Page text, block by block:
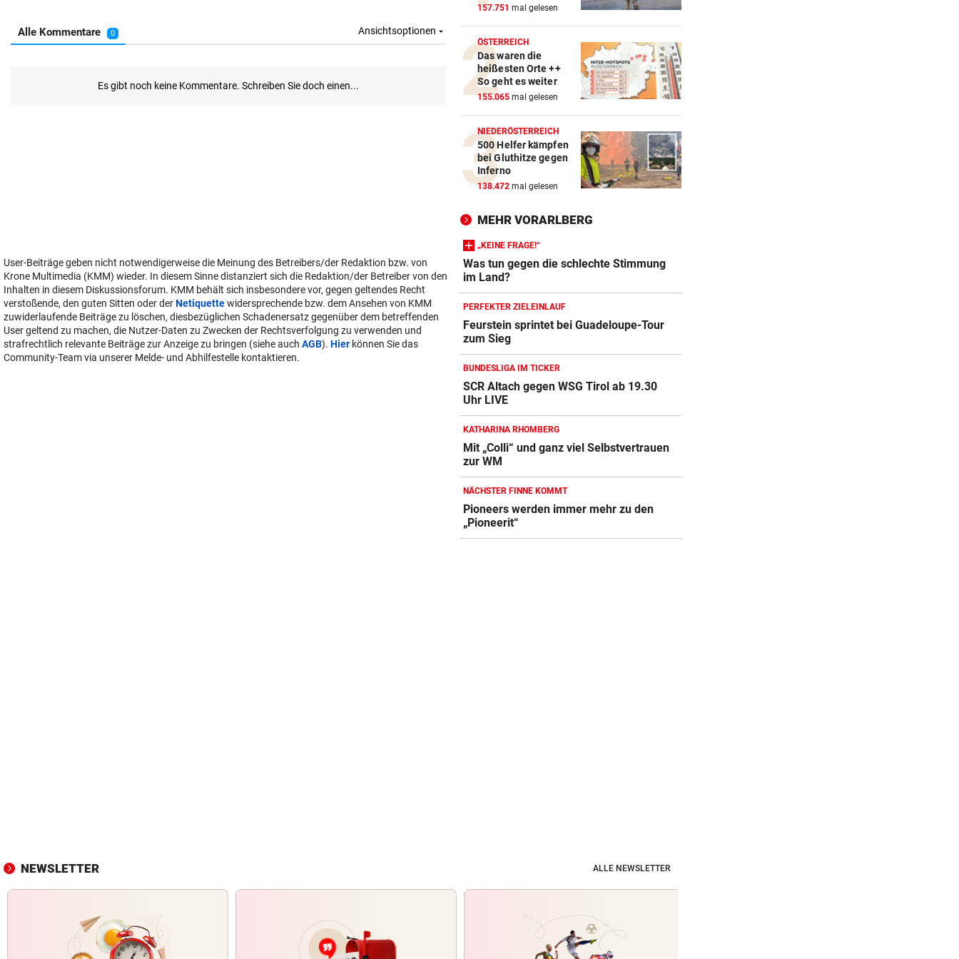
User-Beiträge geben nicht notwendigerweise die Meinung des Betreibers/der Redaktion bzw. von
Krone Multimedia (KMM) wieder. In diesem Sinne distanziert sich die Redaktion/der Betreiber von den
Inhalten in diesem Diskussionsforum. KMM behält sich insbesondere vor, gegen geltendes Recht
verstoßende, den guten Sitten oder derNetiquettewidersprechende bzw. dem Ansehen von KMM
zuwiderlaufende Beiträge zu löschen, diesbezüglichen Schadenersatz gegenüber dem betreffenden
User geltend zu machen, die Nutzer-Daten zu Zwecken der Rechtsverfolgung zu verwenden und
strafrechtlich relevante Beiträge zur Anzeige zu bringen (siehe auch AGB). Hier können Sie das
Community-Team via unserer Melde- und Abhilfestelle kontaktieren.
157.751 mal gelesen
ÖSTERREICH
Das waren die
heißesten Orte ++
So geht es weiter
155.065 mal gelesen
NIEDERÖSTERREICH
500 Helfer kämpfen
bei Gluthitze gegen
Inferno
138.472 mal gelesen
MEHR VORARLBERG
„KEINE FRAGE!“
Was tun gegen die schlechte Stimmung
im Land?
PERFEKTER ZIELEINLAUF
Feurstein sprintet bei Guadeloupe-Tour
zum Sieg
BUNDESLIGA IM TICKER
SCR Altach gegen WSG Tirol ab 19.30
Uhr LIVE
KATHARINA RHOMBERG
Mit „Colli“ und ganz viel Selbstvertrauen
zur WM
NÄCHSTER FINNE KOMMT
Pioneers werden immer mehr zu den
„Pioneerit“
NEWSLETTER ALLE NEWSLETTER